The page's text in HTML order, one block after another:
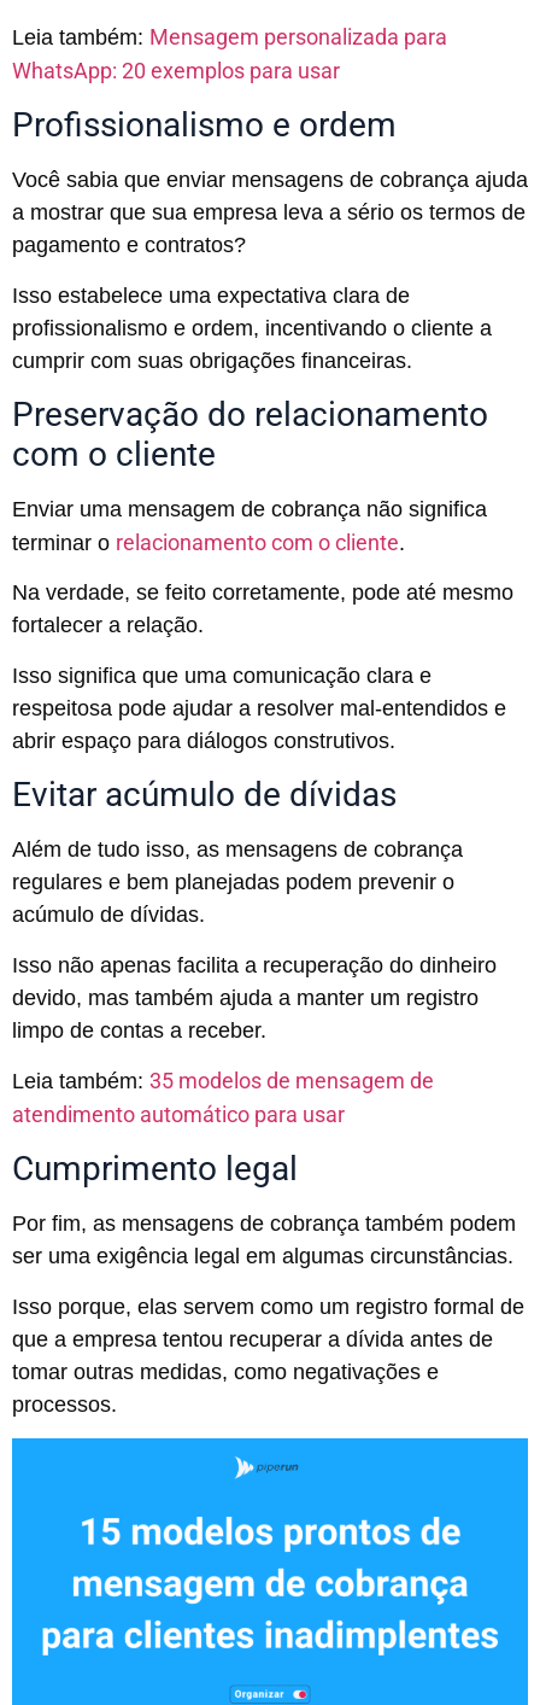
Leia também: Mensagem personalizada para
WhatsApp: 20 exemplos para usar
Profissionalismo e ordem
Você sabia que enviar mensagens de cobrança ajuda
a mostrar que sua empresa leva a sério os termos de
pagamento e contratos?
Isso estabelece uma expectativa clara de
profissionalismo e ordem, incentivando o cliente a
cumprir com suas obrigações financeiras.
Preservação do relacionamento
com o cliente
Enviar uma mensagem de cobrança não significa
terminar o relacionamento com o cliente.
Na verdade, se feito corretamente, pode até mesmo
fortalecer a relação.
Isso significa que uma comunicação clara e
respeitosa pode ajudar a resolver mal-entendidos e
abrir espaço para diálogos construtivos.
Evitar acúmulo de dívidas
Além de tudo isso, as mensagens de cobrança
regulares e bem planejadas podem prevenir o
acúmulo de dívidas.
Isso não apenas facilita a recuperação do dinheiro
devido, mas também ajuda a manter um registro
limpo de contas a receber.
Leia também: 35 modelos de mensagem de
atendimento automático para usar
Cumprimento legal
Por fim, as mensagens de cobrança também podem
ser uma exigência legal em algumas circunstâncias.
Isso porque, elas servem como um registro formal de
que a empresa tentou recuperar a dívida antes de
tomar outras medidas, como negativações e
processos.